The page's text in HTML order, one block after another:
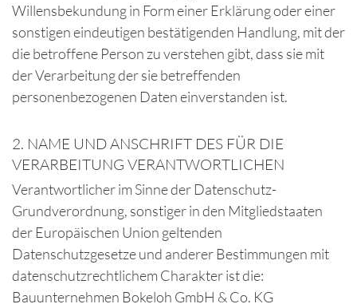
Willensbekundung in Form einer Erklärung oder einer
sonstigen eindeutigen bestätigenden Handlung, mit der
die betroffene Person zu verstehen gibt, dass sie mit
der Verarbeitung der sie betreffenden
personenbezogenen Daten einverstanden ist.
2. NAME UND ANSCHRIFT DES FÜR DIE
VERARBEITUNG VERANTWORTLICHEN
Verantwortlicher im Sinne der Datenschutz-
Grundverordnung, sonstiger in den Mitgliedstaaten
der Europäischen Union geltenden
Datenschutzgesetze und anderer Bestimmungen mit
datenschutzrechtlichem Charakter ist die:
Bauunternehmen Bokeloh GmbH & Co. KG